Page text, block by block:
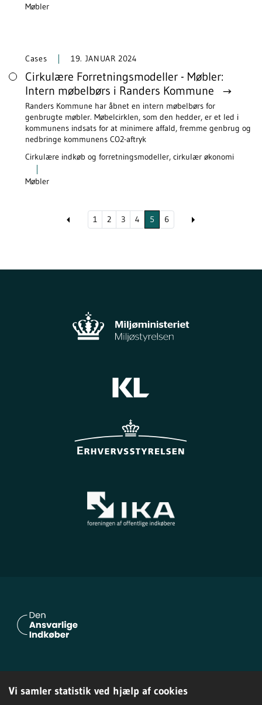
Vi samler statistik ved hjælp af cookies
Møbler
Cases 19. JANUAR 2024
Cirkulære Forretningsmodeller - Møbler:
Intern møbelbørs i Randers Kommune
Randers Kommune har åbnet en intern møbelbørs for
genbrugte møbler. Møbelcirklen, som den hedder, er et led i
kommunens indsats for at minimere affald, fremme genbrug og
nedbringe kommunens CO2-aftryk
Cirkulære indkøb og forretningsmodeller, cirkulær økonomi
Møbler
1 2 3 4 5 6
Privatlivspolitik